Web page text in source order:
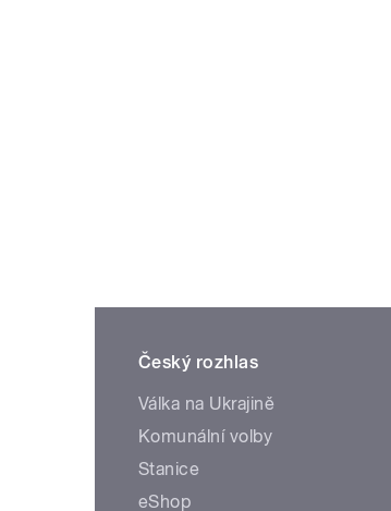
Český rozhlas
Válka na Ukrajině
Komunální volby
Stanice
eShop